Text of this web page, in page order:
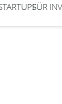
FÜR